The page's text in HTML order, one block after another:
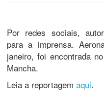
Por redes sociais,
para a imprensa.
janeiro, foi encontrada
Mancha.
Leia a reportagem aqui.